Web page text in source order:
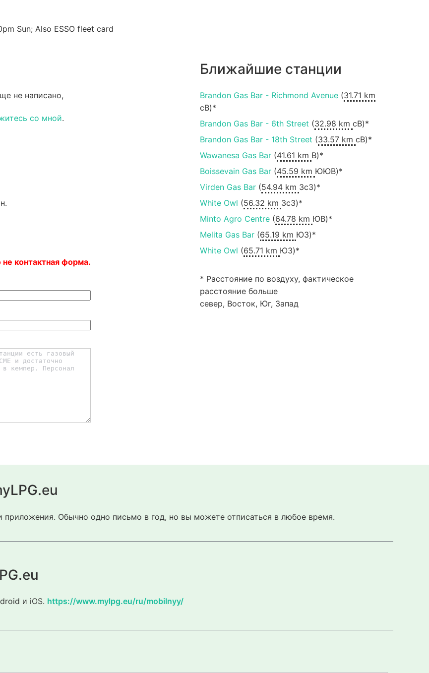
Sun; Also ESSO fleet card
не написано,
со мной.
контактная форма.
Ближайшие станции
Brandon Gas Bar - Richmond Avenue(31.71 km
сВ)*
Brandon Gas Bar - 6th Street (32.98 km сВ)*
Brandon Gas Bar - 18th Street (33.57 km сВ)*
Wawanesa Gas Bar(41.61 km В)*
Boissevain Gas Bar(45.59 km ЮЮВ)*
Virden Gas Bar(54.94 km ЗсЗ)*
White Owl (56.32 km ЗсЗ)*
Minto Agro Centre(64.78 km ЮВ)*
Melita Gas Bar(65.19 km ЮЗ)*
White Owl (65.71 km ЮЗ)*
* Расстояние по воздуху, фактическое
расстояние больше
север, Восток, Юг, Запад
приложения. Обычно одно письмо в год, но вы можете отписаться в любое время.
и iOS. https://www.mylpg.eu/ru/mobilnyy/